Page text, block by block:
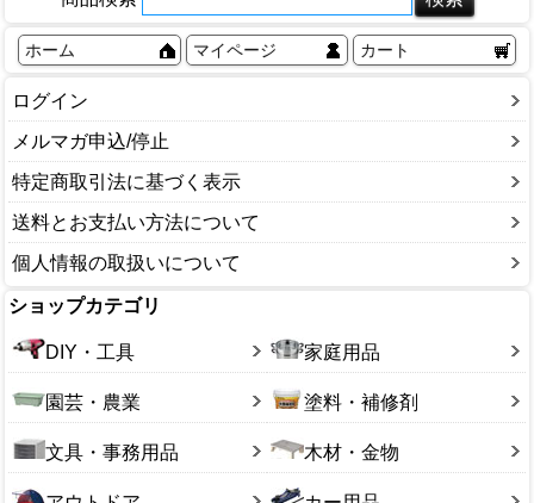
ホーム マイページ カート
ログイン
メルマガ申込/停止
特定商取引法に基づく表示
送料とお支払い方法について
個人情報の取扱いについて
ショップカテゴリ
DIY・工具 家庭用品
園芸・農業 塗料・補修剤
文具・事務用品 木材・金物